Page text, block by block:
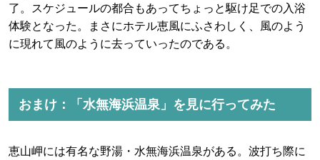
了。スケジュールの都合もあってちょっと駆け足での入浴
体験となった。まさにホテル恵風にふさわしく、風のよう
に現れて風のように去っていったのである。
おまけ：「水無海浜温泉」を見に行ってみた
恵山岬には有名な野湯・水無海浜温泉がある。波打ち際に